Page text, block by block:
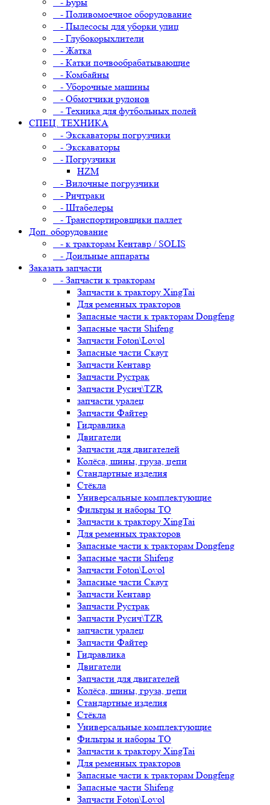
- Поливомоечное оборудование
- Пылесосы для уборки улиц
- Глубокорыхлители
- Жатка
- Катки почвообрабатывающие
- Комбайны
- Уборочные машины
- Обмотчики рулонов
- Техника для футбольных полей
СПЕЦ. ТЕХНИКА
- Экскаваторы погрузчики
- Экскаваторы
- Погрузчики
HZM
- Вилочные погрузчики
- Ричтраки
- Штабелеры
- Транспортировщики паллет
Доп. оборудование
- к тракторам Кентавр / SOLIS
- Доильные аппараты
Заказать запчасти
- Запчасти к тракторам
Запчасти к трактору XingTai
Для ременных тракторов
Запасные части к тракторам Dongfeng
Запасные части Shifeng
Запчасти Foton\Lovol
Запасные части Скаут
Запчасти Кентавр
Запчасти Рустрак
Запчасти Русич\TZR
запчасти уралец
Запчасти Файтер
Гидравлика
Двигатели
Запчасти для двигателей
Колёса, шины, груза, цепи
Стандартные изделия
Стёкла
Универсальные комплектующие
Фильтры и наборы ТО
Запчасти к трактору XingTai
Для ременных тракторов
Запасные части к тракторам Dongfeng
Запасные части Shifeng
Запчасти Foton\Lovol
Запасные части Скаут
Запчасти Кентавр
Запчасти Рустрак
Запчасти Русич\TZR
запчасти уралец
Запчасти Файтер
Гидравлика
Двигатели
Запчасти для двигателей
Колёса, шины, груза, цепи
Стандартные изделия
Стёкла
Универсальные комплектующие
Фильтры и наборы ТО
Запчасти к трактору XingTai
Для ременных тракторов
Запасные части к тракторам Dongfeng
Запасные части Shifeng
Запчасти Foton\Lovol